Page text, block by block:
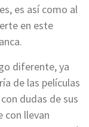
es así como al
en este
diferente, ya
de las películas
dudas de sus
con llevan